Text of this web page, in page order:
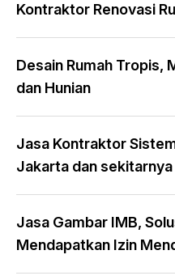
Kontraktor Renovasi
Desain Rumah Tropis,
dan Hunian
Jasa Kontraktor
Jakarta dan sekitarnya
Jasa Gambar IMB,
Mendapatkan Izin